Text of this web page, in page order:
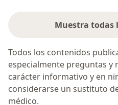
Muestra todas
Todos los contenidos
especialmente preguntas y
carácter informativo y en
considerarse un sustituto
médico.